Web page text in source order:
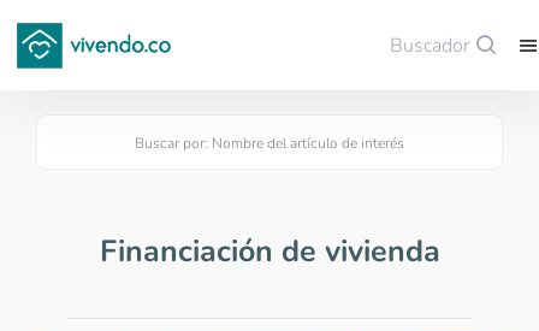
Buscador
Financiación de vivienda
Guardar